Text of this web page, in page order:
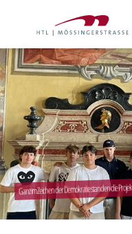
Ganz im Zeichen der Demokratie standen die